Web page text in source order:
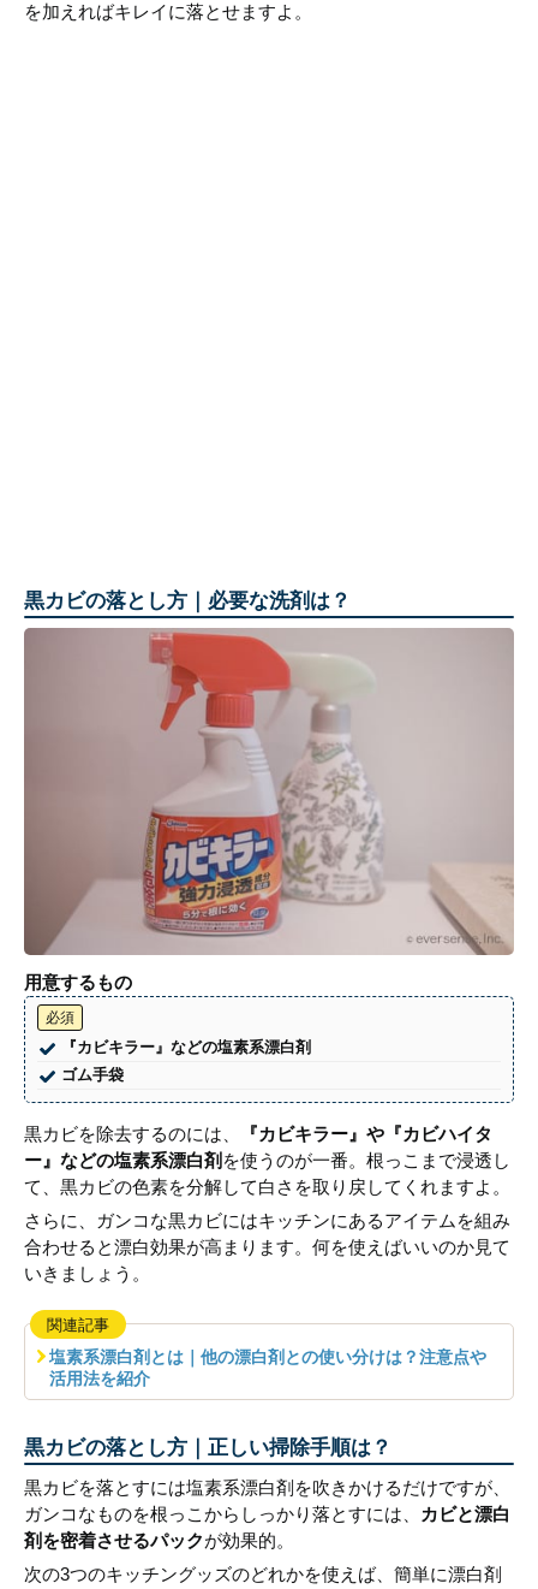
を加えればキレイに落とせますよ。
黒カビの落とし方｜必要な洗剤は？
用意するもの
必須
『カビキラー』などの塩素系漂白剤
ゴム手袋
黒カビを除去するのには、
『カビキラー』や『カビハイタ
ー』などの塩素系漂白剤 を使うのが一番。根っこまで浸透し
て、黒カビの色素を分解して白さを取り戻してくれますよ。
さらに、ガンコな黒カビにはキッチンにあるアイテムを組み
合わせると漂白効果が高まります。何を使えばいいのか見て
いきましょう。
関連記事
塩素系漂白剤とは｜他の漂白剤との使い分けは？注意点や
活用法を紹介
黒カビの落とし方｜正しい掃除手順は？
黒カビを落とすには塩素系漂白剤を吹きかけるだけですが、
ガンコなものを根っこからしっかり落とすには、
カビと漂白
剤を密着させるパックが効果的。
次の3つのキッチングッズのどれかを使えば、簡単に漂白剤